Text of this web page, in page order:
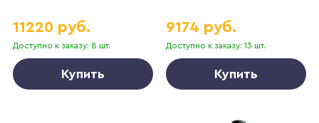
Доступно к заказу: 8 шт.
11220 руб.
Купить
Day4000 036950
Доступно к заказу: 13 шт.
9174 руб.
Купить